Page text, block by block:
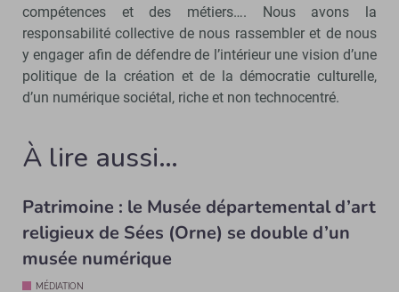
compétences et des métiers…. Nous avons la
responsabilité collective de nous rassembler et de nous
y engager afin de défendre de l’intérieur une vision d’une
politique de la création et de la démocratie culturelle,
d’un numérique sociétal, riche et non technocentré.
À lire aussi…
Patrimoine : le Musée départemental d’art
religieux de Sées (Orne) se double d’un
musée numérique
MÉDIATION